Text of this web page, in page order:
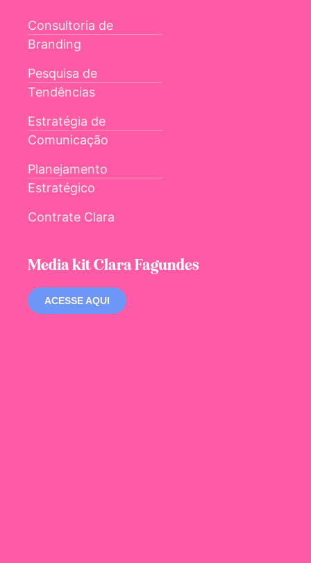
Consultoria de
Branding
Pesquisa de
Tendências
Estratégia de
Comunicação
Planejamento
Estratégico
Contrate Clara
Media kit Clara Fagundes
ACESSE AQUI